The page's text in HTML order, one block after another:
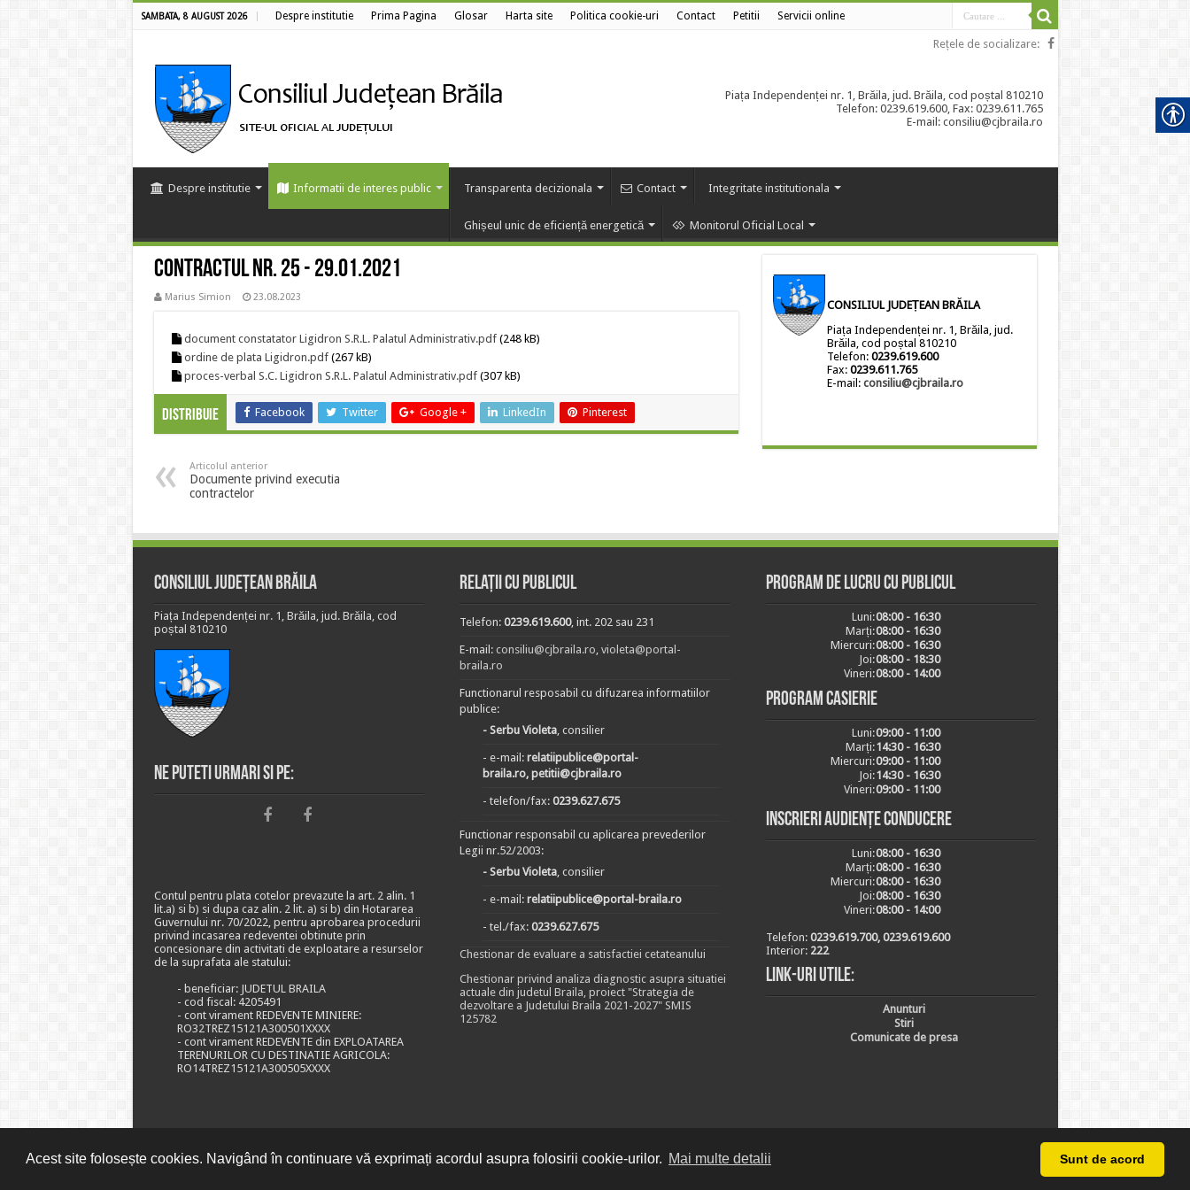
Acest site folosește cookies. Navigând în continuare vă exprimați acordul asupra folosirii cookie-urilor. Mai multe detalii Sunt de acord
SAMBATA, 8 AUGUST 2026 Despre institutie Prima Pagina Glosar Harta site Politica cookie-uri Contact Petitii Servicii online
Rețele de socializare:
Piața Independenței nr. 1, Brăila, jud. Brăila, cod poștal 810210
Telefon: 0239.619.600, Fax: 0239.611.765
E-mail: consiliu@cjbraila.ro
Despre institutie Informatii de interes public Transparenta decizionala Contact Integritate institutionala
Ghișeul unic de eficiență energetică Monitorul Oficial Local
Contractul nr. 25 - 29.01.2021
Marius Simion 23.08.2023
document constatator Ligidron S.R.L. Palatul Administrativ.pdf(248 kB)
ordine de plata Ligidron.pdf(267 kB)
proces-verbal S.C. Ligidron S.R.L. Palatul Administrativ.pdf(307 kB)
Distribuie Facebook Twitter Google + LinkedIn Pinterest
Articolul anterior
Documente privind executia
contractelor
CONSILIUL JUDEȚEAN BRĂILA
Piața Independenței nr. 1, Brăila, jud.
Brăila, cod poștal 810210
Telefon: 0239.619.600
Fax: 0239.611.765
E-mail: consiliu@cjbraila.ro
Consiliul Județean Brăila
Piața Independenței nr. 1, Brăila, jud. Brăila, cod
poștal 810210
Ne puteti urmari si pe:
Contul pentru plata cotelor prevazute la art. 2 alin. 1
lit.a) si b) si dupa caz alin. 2 lit. a) si b) din Hotararea
Guvernului nr. 70/2022, pentru aprobarea procedurii
privind incasarea redeventei obtinute prin
concesionare din activitati de exploatare a resurselor
de la suprafata ale statului:
- beneficiar: JUDETUL BRAILA
- cod fiscal: 4205491
- cont virament REDEVENTE MINIERE:
RO32TREZ15121A300501XXXX
- cont virament REDEVENTE din EXPLOATAREA
TERENURILOR CU DESTINATIE AGRICOLA:
RO14TREZ15121A300505XXXX
Relații cu publicul
Telefon:0239.619.600, int. 202 sau 231
E-mail:consiliu@cjbraila.ro,violeta@portal-
braila.ro
Functionarul resposabil cu difuzarea informatiilor
publice:
- Serbu Violeta, consilier
- e-mail:relatiipublice@portal-
braila.ro, petitii@cjbraila.ro
- telefon/fax:0239.627.675
Functionar responsabil cu aplicarea prevederilor
Legii nr.52/2003:
- Serbu Violeta, consilier
- e-mail:relatiipublice@portal-braila.ro
- tel./fax:0239.627.675
Chestionar de evaluare a satisfactiei cetateanului
Chestionar privind analiza diagnostic asupra situatiei
actuale din judetul Braila, proiect "Strategia de
dezvoltare a Judetului Braila 2021-2027" SMIS
125782
Program de lucru cu publicul
Luni:08:00 - 16:30
Marți:08:00 - 16:30
Miercuri:08:00 - 16:30
Joi:08:00 - 18:30
Vineri:08:00 - 14:00
Program casierie
Luni:09:00 - 11:00
Marți:14:30 - 16:30
Miercuri:09:00 - 11:00
Joi:14:30 - 16:30
Vineri:09:00 - 11:00
Inscrieri audiențe conducere
Luni:08:00 - 16:30
Marți:08:00 - 16:30
Miercuri:08:00 - 16:30
Joi:08:00 - 16:30
Vineri:08:00 - 14:00
Telefon: 0239.619.700, 0239.619.600
Interior: 222
Link-uri utile:
Anunturi
Stiri
Comunicate de presa
© CONSILIUL JUDETEAN BRAILA, 2026